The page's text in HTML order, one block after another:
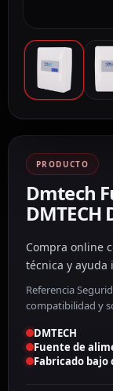
PRODUCTO
Dmtech
DMTECH
Compra online
técnica y ayuda
Referencia
compatibilidad y
DMTECH
Fuente de
Fabricado bajo